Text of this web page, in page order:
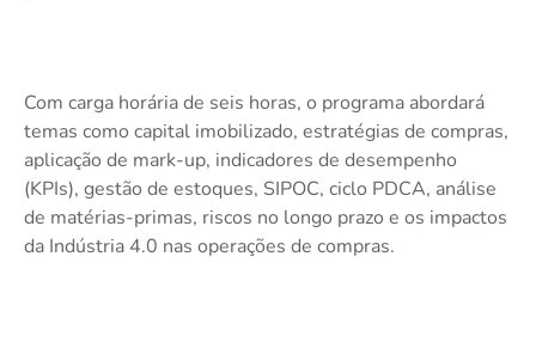
Com carga horária de seis horas, o programa abordará
temas como capital imobilizado, estratégias de compras,
aplicação de mark-up, indicadores de desempenho
(KPIs), gestão de estoques, SIPOC, ciclo PDCA, análise
de matérias-primas, riscos no longo prazo e os impactos
da Indústria 4.0 nas operações de compras.